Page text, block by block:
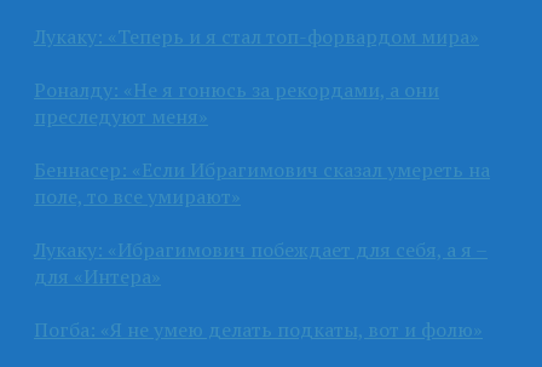
Лукаку: «Теперь и я стал топ-форвардом мира»
Роналду: «Не я гонюсь за рекордами, а они
преследуют меня»
Беннасер: «Если Ибрагимович сказал умереть на
поле, то все умирают»
Лукаку: «Ибрагимович побеждает для себя, а я –
для «Интера»
Погба: «Я не умею делать подкаты, вот и фолю»